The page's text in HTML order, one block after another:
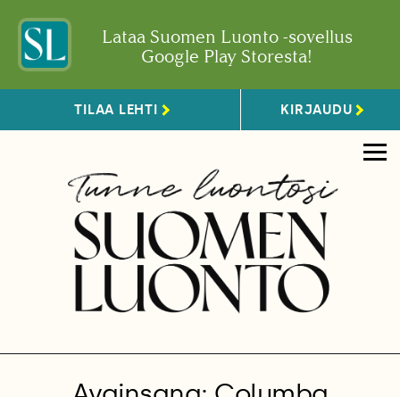
Lataa Suomen Luonto -sovellus
Google Play Storesta!
TILAA LEHTI KIRJAUDU